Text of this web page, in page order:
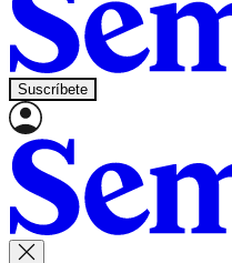
Suscríbete